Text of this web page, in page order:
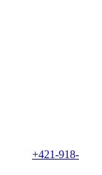
+421-918-